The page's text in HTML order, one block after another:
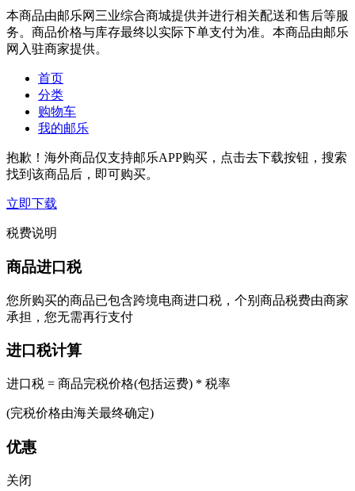
本商品由邮乐网三业综合商城提供并进行相关配送和售后等服
务。商品价格与库存最终以实际下单支付为准。本商品由邮乐
网入驻商家提供。
首页
分类
购物车
我的邮乐
抱歉！海外商品仅支持邮乐APP购买，点击去下载按钮，搜索
找到该商品后，即可购买。
立即下载
税费说明
商品进口税
您所购买的商品已包含跨境电商进口税，个别商品税费由商家
承担，您无需再行支付
进口税计算
进口税 = 商品完税价格(包括运费) * 税率
(完税价格由海关最终确定)
优惠
关闭